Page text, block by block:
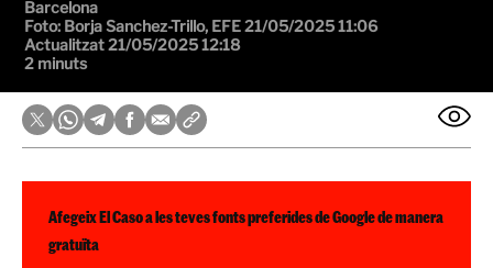
Barcelona
Foto: Borja Sanchez-Trillo, EFE21/05/2025 11:06
Actualitzat 21/05/2025 12:18
2 minuts
Afegeix El Caso a les teves fonts preferides de Google de manera
gratuïta